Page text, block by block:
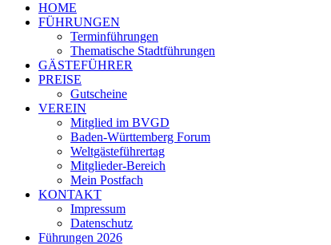
HOME
FÜHRUNGEN
Terminführungen
Thematische Stadtführungen
GÄSTEFÜHRER
PREISE
Gutscheine
VEREIN
Mitglied im BVGD
Baden-Württemberg Forum
Weltgästeführertag
Mitglieder-Bereich
Mein Postfach
KONTAKT
Impressum
Datenschutz
Führungen 2026